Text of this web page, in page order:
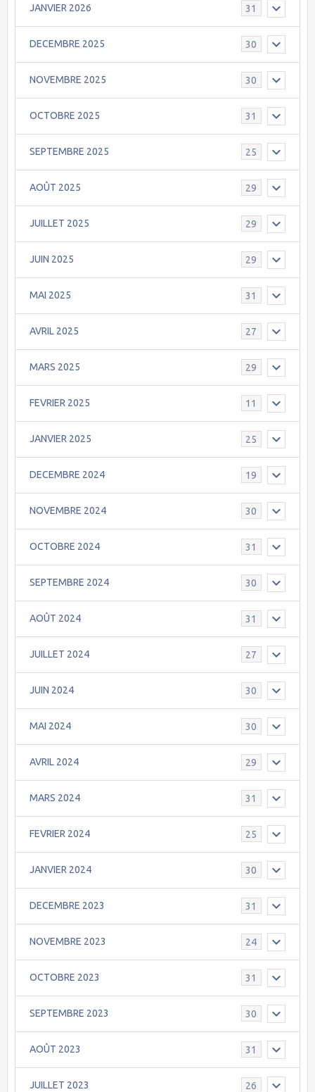
JANVIER 2026 31
DECEMBRE 2025 30
NOVEMBRE 2025 30
OCTOBRE 2025 31
SEPTEMBRE 2025 25
AOÛT 2025 29
JUILLET 2025 29
JUIN 2025 29
MAI 2025 31
AVRIL 2025 27
MARS 2025 29
FEVRIER 2025 11
JANVIER 2025 25
DECEMBRE 2024 19
NOVEMBRE 2024 30
OCTOBRE 2024 31
SEPTEMBRE 2024 30
AOÛT 2024 31
JUILLET 2024 27
JUIN 2024 30
MAI 2024 30
AVRIL 2024 29
MARS 2024 31
FEVRIER 2024 25
JANVIER 2024 30
DECEMBRE 2023 31
NOVEMBRE 2023 24
OCTOBRE 2023 31
SEPTEMBRE 2023 30
AOÛT 2023 31
JUILLET 2023 26